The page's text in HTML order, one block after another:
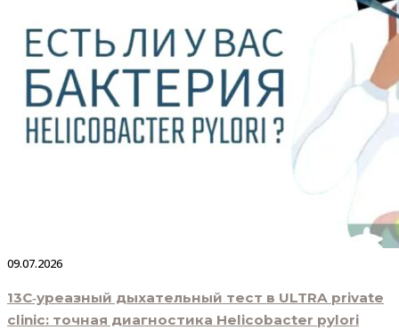
09.07.2026
13С‑уреазный дыхательный тест в ULTRA private
clinic: точная диагностика Helicobacter pylori